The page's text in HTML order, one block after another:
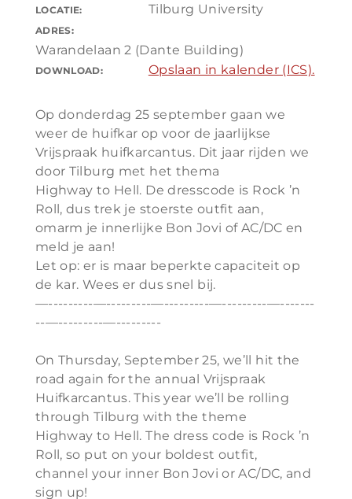
LOCATIE: Tilburg University
ADRES:
Warandelaan 2 (Dante Building)
DOWNLOAD: Opslaan in kalender (ICS).
Op donderdag 25 september gaan we
weer de huifkar op voor de jaarlijkse
Vrijspraak huifkarcantus. Dit jaar rijden we
door Tilburg met het thema
Highway to Hell. De dresscode is Rock ’n
Roll, dus trek je stoerste outfit aan,
omarm je innerlijke Bon Jovi of AC/DC en
meld je aan!
Let op: er is maar beperkte capaciteit op
de kar. Wees er dus snel bij.
—---------—---------—---------—---------—-------
--—---------—---------
On Thursday, September 25, we’ll hit the
road again for the annual Vrijspraak
Huifkarcantus. This year we’ll be rolling
through Tilburg with the theme
Highway to Hell. The dress code is Rock ’n
Roll, so put on your boldest outfit,
channel your inner Bon Jovi or AC/DC, and
sign up!